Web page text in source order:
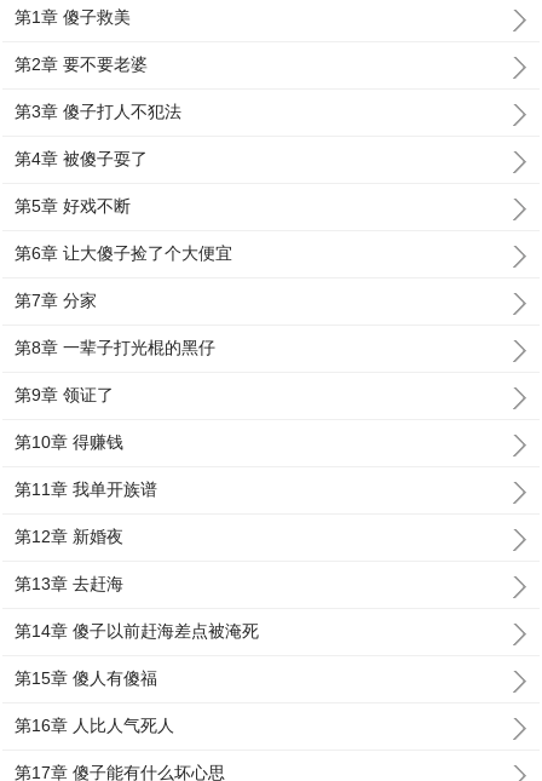
第1章 傻子救美
第2章 要不要老婆
第3章 傻子打人不犯法
第4章 被傻子耍了
第5章 好戏不断
第6章 让大傻子捡了个大便宜
第7章 分家
第8章 一辈子打光棍的黑仔
第9章 领证了
第10章 得赚钱
第11章 我单开族谱
第12章 新婚夜
第13章 去赶海
第14章 傻子以前赶海差点被淹死
第15章 傻人有傻福
第16章 人比人气死人
第17章 傻子能有什么坏心思